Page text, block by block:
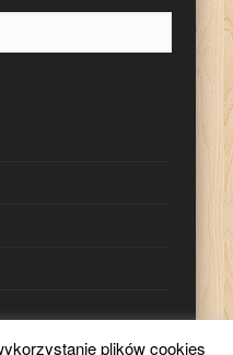
plików cookies